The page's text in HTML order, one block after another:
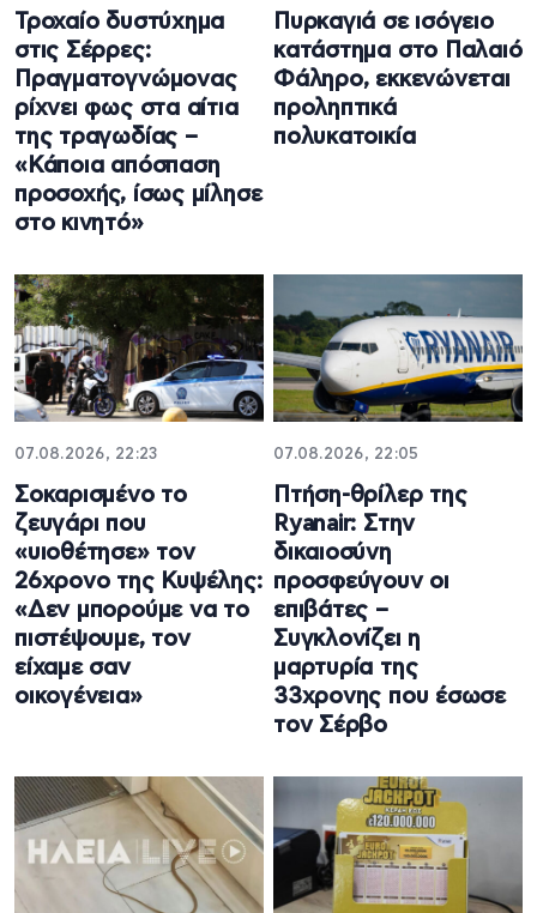
Τροχαίο δυστύχημα
στις Σέρρες:
Πραγματογνώμονας
ρίχνει φως στα αίτια
της τραγωδίας –
«Κάποια απόσπαση
προσοχής, ίσως μίλησε
στο κινητό»
Πυρκαγιά σε ισόγειο
κατάστημα στο Παλαιό
Φάληρο, εκκενώνεται
προληπτικά
πολυκατοικία
07.08.2026, 22:23
Σοκαρισμένο το
ζευγάρι που
«υιοθέτησε» τον
26χρονο της Κυψέλης:
«Δεν μπορούμε να το
πιστέψουμε, τον
είχαμε σαν
οικογένεια»
07.08.2026, 22:05
Πτήση-θρίλερ της
Ryanair: Στην
δικαιοσύνη
προσφεύγουν οι
επιβάτες –
Συγκλονίζει η
μαρτυρία της
33χρονης που έσωσε
τον Σέρβο